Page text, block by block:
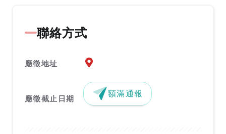
聯絡方式
應徵地址 應徵地址地圖『另開新視窗』
應徵截止日期 額滿通報